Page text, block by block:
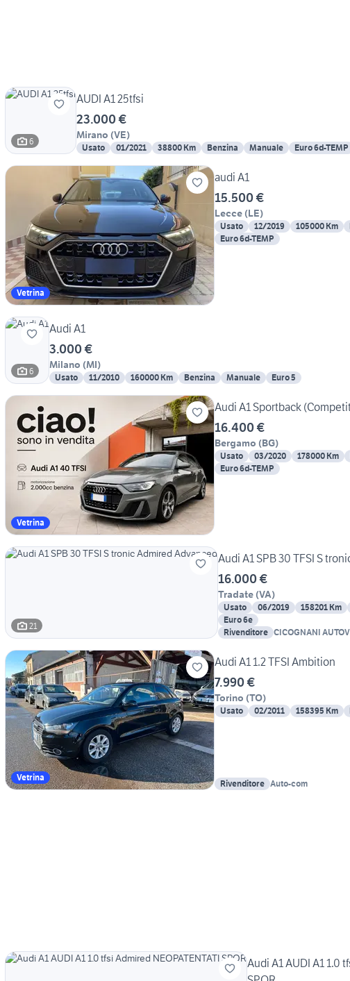
6
AUDI A1 25tfsi
23.000 €
Mirano (VE)
Usato 01/2021 38800 Km Benzina Manuale Euro 6d-TEMP
Vetrina
audi A1
15.500 €
Lecce (LE)
Usato 12/2019 105000 Km
Euro 6d-TEMP
6
Audi A1
3.000 €
Milano (MI)
Usato 11/2010 160000 Km Benzina Manuale Euro 5
Vetrina
Audi A1 Sportback
16.400 €
Bergamo (BG)
Usato 03/2020 178000 Km
Euro 6d-TEMP
21
Audi A1 SPB 30 TFSI S
16.000 €
Tradate (VA)
Usato 06/2019 158201 Km
Euro 6e
Rivenditore CICOGNANI
Vetrina
Audi A1 1.2 TFSI Ambition
7.990 €
Torino (TO)
Usato 02/2011 158395 Km
Rivenditore Auto-com
Audi A1 AUDI A1 1.0